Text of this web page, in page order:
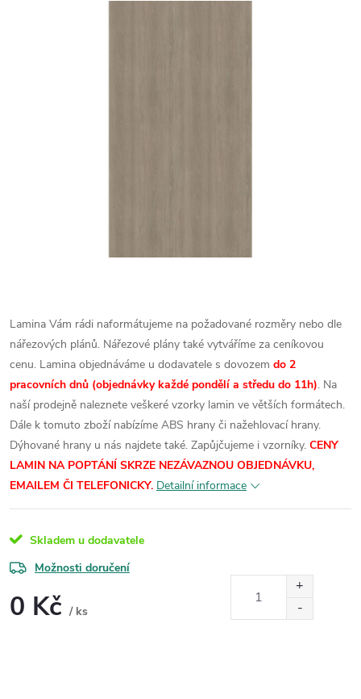
Lamina Vám rádi naformátujeme na požadované rozměry nebo dle
nářezových plánů. Nářezové plány také vytváříme za ceníkovou
cenu. Lamina objednáváme u dodavatele s dovozem do 2
pracovních dnů (objednávky každé pondělí a středu do 11h). Na
naší prodejně naleznete veškeré vzorky lamin ve větších formátech.
Dále k tomuto zboží nabízíme ABS hrany či nažehlovací hrany.
Dýhované hrany u nás najdete také. Zapůjčujeme i vzorníky. CENY
LAMIN NA POPTÁNÍ SKRZE NEZÁVAZNOU OBJEDNÁVKU,
EMAILEM ČI TELEFONICKY. Detailní informace
Skladem u dodavatele
Možnosti doručení
0 Kč / ks